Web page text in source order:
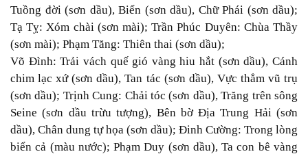
Tuồng đời (sơn dầu), Biển (sơn dầu), Chữ Phái (sơn dầu);
Tạ Tỵ: Xóm chài (sơn mài); Trần Phúc Duyên: Chùa Thầy
(sơn mài); Phạm Tăng: Thiên thai (sơn dầu);
Võ Đình: Trải vách quế gió vàng hiu hắt (sơn dầu), Cánh
chim lạc xứ (sơn dầu), Tan tác (sơn dầu), Vực thẳm vũ trụ
(sơn dầu); Trịnh Cung: Chải tóc (sơn dầu), Trăng trên sông
Seine (sơn dầu trừu tượng), Bên bờ Địa Trung Hải (sơn
dầu), Chân dung tự họa (sơn dầu); Đinh Cường: Trong lòng
biển cả (màu nước); Phạm Duy (sơn dầu), Ta con bê vàng